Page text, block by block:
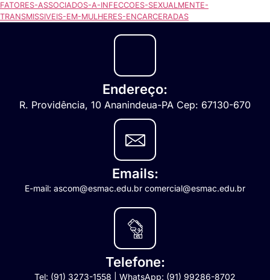
FATORES-ASSOCIADOS-A-INFECCOES-SEXUALMENTE-
TRANSMISSIVEIS-EM-MULHERES-ENCARCERADAS
Endereço:
R. Providência, 10 Ananindeua-PA Cep: 67130-670
Emails:
E-mail: ascom@esmac.edu.br comercial@esmac.edu.br
Telefone:
Tel: (91) 3273-1558 | WhatsApp: (91) 99286-8702